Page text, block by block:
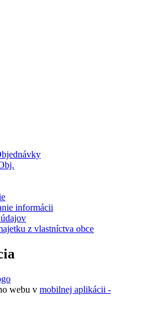
informácii
z vlastníctva obce
webu v mobilnej aplikácii -